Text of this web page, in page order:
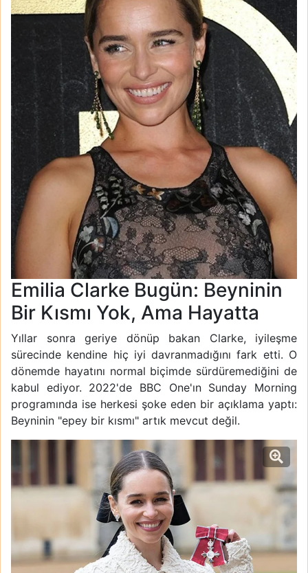
Emilia Clarke Bugün: Beyninin
Bir Kısmı Yok, Ama Hayatta
Yıllar sonra geriye dönüp bakan Clarke, iyileşme
sürecinde kendine hiç iyi davranmadığını fark etti. O
dönemde hayatını normal biçimde sürdüremediğini de
kabul ediyor. 2022'de BBC One'ın Sunday Morning
programında ise herkesi şoke eden bir açıklama yaptı:
Beyninin "epey bir kısmı" artık mevcut değil.